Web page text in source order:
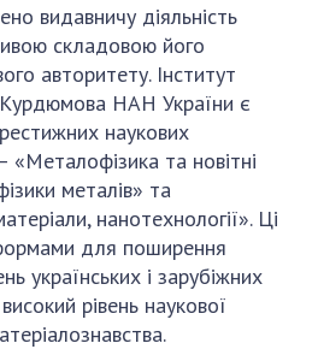
видавничу діяльність
складовою його
авторитету. Інститут
Курдюмова НАН України є
наукових
«Металофізика та новітні
металів» та
нанотехнології». Ці
для поширення
українських і зарубіжних
рівень наукової